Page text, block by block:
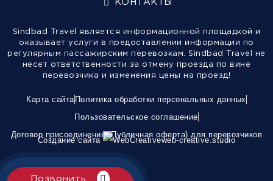
КОНТАКТЫ
Sindbad Travel является информационной площадкой и
оказывает услуги в предоставлении информации по
регулярным пассажирским перевозкам. Sindbad Travel не
несет ответственности за отмену проезда по вине
перевозчика и изменения цены на проезд!
Карта сайта Политика обработки персональных данных
Пользовательское соглашение
Договор присоединения (Публичная оферта) для перевозчиков
Создание сайта web-creative.studio
Позвонить